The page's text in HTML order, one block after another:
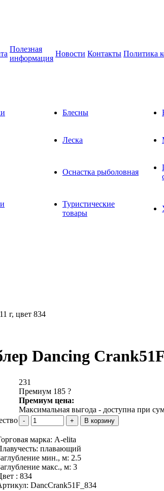
Полезная
информация
Новости Контакты Политика
Блесны
Леска
Оснастка рыболовная
Туристические
товары
г, цвет 834
Dancing
231
Премиум 185 ?
Премиум цена:
Максимальная выгода - доступна при
марка: A-elita
плавающий
мин., м: 2.5
макс., м: 3
: 834
DancCrank51F_834